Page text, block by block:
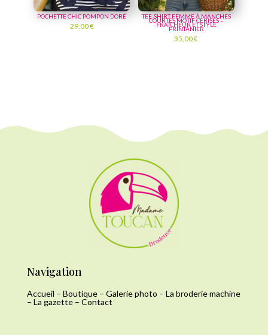
POCHETTE CHIC POMPON DORÉ
29,00€
TEE-SHIRT FEMME À MANCHES
COURTES MOTIF CERISES –
FRAÎCHEUR ET STYLE
PRINTANIER
35,00€
Navigation
Accueil – Boutique– Galerie photo – La broderie machine
– La gazette– Contact